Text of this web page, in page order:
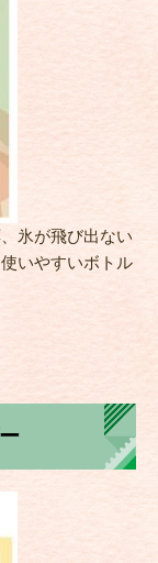
氷が飛び出ない
いやすいボトル